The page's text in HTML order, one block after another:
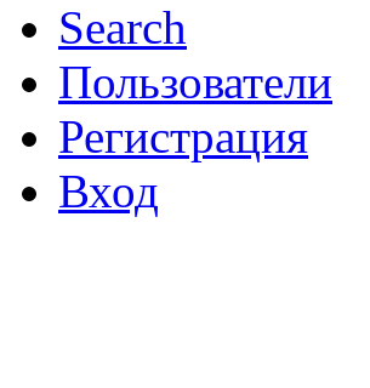
Search
Пользователи
Регистрация
Вход